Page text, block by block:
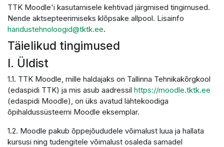
TTK Moodle'i kasutamisele kehtivad järgmised tingimused.
Nende aktsepteerimiseks klõpsake allpool. Lisainfo
haridustehnoloogid@tktk.ee.
Täielikud tingimused
I. Üldist
1.1. TTK Moodle, mille haldajaks on Tallinna Tehnikakõrgkool
(edaspidi TTK) ja mis asub aadressil https://moodle.tktk.ee
(edaspidi Moodle), on üks avatud lähtekoodiga
õpihaldussüsteemi Moodle eksemplar.
1.2. Moodle pakub õppejõududele võimalust luua ja hallata
kursusi ning tudengitele võimalust osaleda samadel